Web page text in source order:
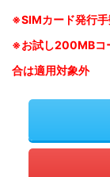
※SIMカード発行
※お試し200MBコ
合は適用対象外